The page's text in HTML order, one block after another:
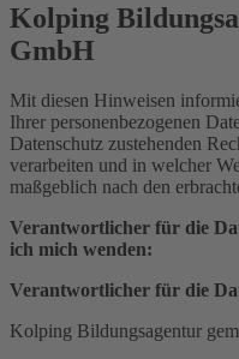
Kolping
GmbH
Mit diesen Hinweisen
Ihrer personenbezogenen
Datenschutz zustehenden
verarbeiten und in welcher
maßgeblich nach den
Verantwortlicher für die
ich mich wenden:
Verantwortlicher für die
Kolping Bildungsagentur